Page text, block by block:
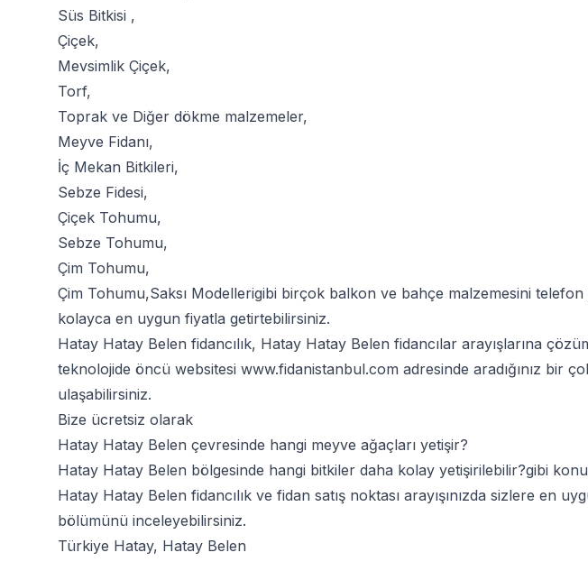
Süs Bitkisi ,
Çiçek,
Mevsimlik Çiçek,
Torf,
Toprak ve Diğer dökme malzemeler,
Meyve Fidanı,
İç Mekan Bitkileri,
Sebze Fidesi,
Çiçek Tohumu,
Sebze Tohumu,
Çim Tohumu,
Çim Tohumu,Saksı Modellerigibi birçok balkon ve bahçe malzemesini
kolayca en uygun fiyatla getirtebilirsiniz.
Hatay Hatay Belen fidancılık, Hatay Hatay Belen fidancılar arayışlarına
teknolojide öncü websitesi www.fidanistanbul.com adresinde aradığınız bir
ulaşabilirsiniz.
Bize ücretsiz olarak
Hatay Hatay Belen çevresinde hangi meyve ağaçları yetişir?
Hatay Hatay Belen bölgesinde hangi bitkiler daha kolay yetişirilebilir?gibi
Hatay Hatay Belen fidancılık ve fidan satış noktası arayışınızda sizlere en
bölümünü inceleyebilirsiniz.
Türkiye Hatay, Hatay Belen